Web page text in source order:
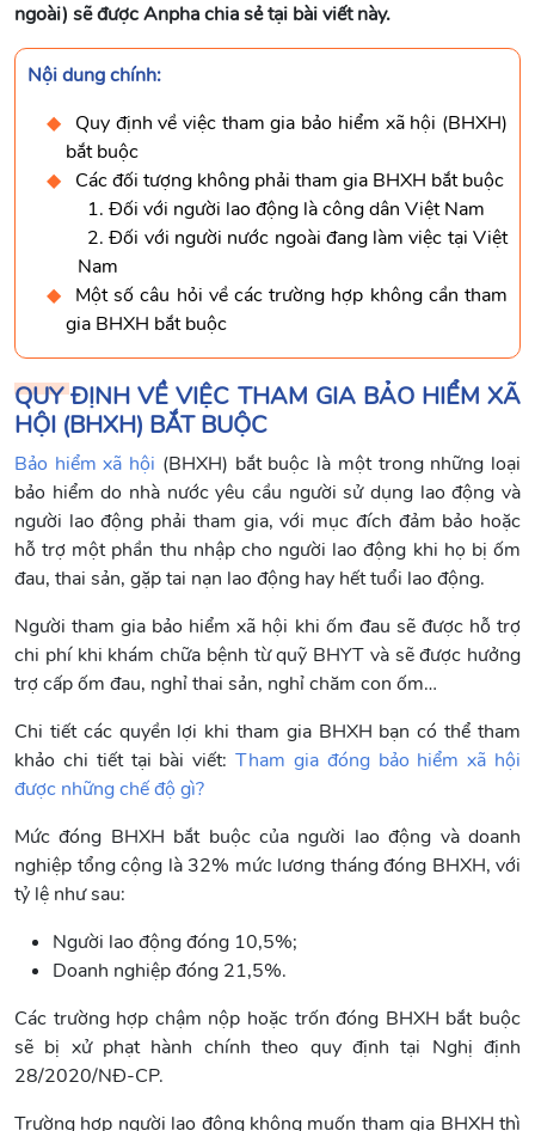
ngoài) sẽ được Anpha chia sẻ tại bài viết này.
Nội dung chính:
Quy định về việc tham gia bảo hiểm xã hội (BHXH)
bắt buộc
Các đối tượng không phải tham gia BHXH bắt buộc
1. Đối với người lao động là công dân Việt Nam
2. Đối với người nước ngoài đang làm việc tại Việt
Nam
Một số câu hỏi về các trường hợp không cần tham
gia BHXH bắt buộc
QUY ĐỊNH VỀ VIỆC THAM GIA BẢO HIỂM XÃ
HỘI (BHXH) BẮT BUỘC
Bảo hiểm xã hội (BHXH) bắt buộc là một trong những loại
bảo hiểm do nhà nước yêu cầu người sử dụng lao động và
người lao động phải tham gia, với mục đích đảm bảo hoặc
hỗ trợ một phần thu nhập cho người lao động khi họ bị ốm
đau, thai sản, gặp tai nạn lao động hay hết tuổi lao động.
Người tham gia bảo hiểm xã hội khi ốm đau sẽ được hỗ trợ
chi phí khi khám chữa bệnh từ quỹ BHYT và sẽ được hưởng
trợ cấp ốm đau, nghỉ thai sản, nghỉ chăm con ốm…
Chi tiết các quyền lợi khi tham gia BHXH bạn có thể tham
khảo chi tiết tại bài viết: Tham gia đóng bảo hiểm xã hội
được những chế độ gì?
Mức đóng BHXH bắt buộc của người lao động và doanh
nghiệp tổng cộng là 32% mức lương tháng đóng BHXH, với
tỷ lệ như sau:
Người lao động đóng 10,5%;
Doanh nghiệp đóng 21,5%.
Các trường hợp chậm nộp hoặc trốn đóng BHXH bắt buộc
sẽ bị xử phạt hành chính theo quy định tại Nghị định
28/2020/NĐ-CP.
Trường hợp người lao động không muốn tham gia BHXH thì